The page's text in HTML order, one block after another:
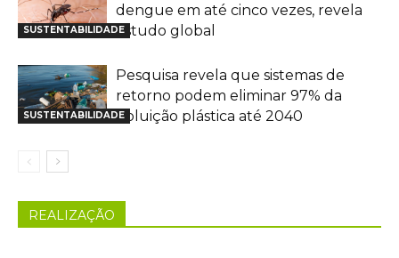
SUSTENTABILIDADE
dengue em até cinco vezes, revela
estudo global
SUSTENTABILIDADE
Pesquisa revela que sistemas de
retorno podem eliminar 97% da
poluição plástica até 2040
REALIZAÇÃO